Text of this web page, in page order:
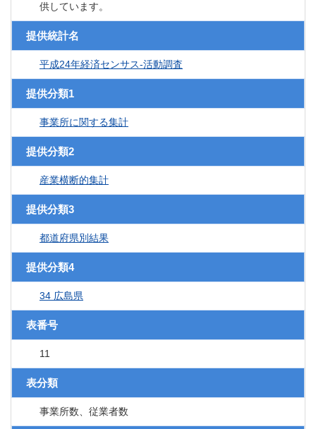
供しています。
提供統計名
平成24年経済センサス‐活動調査
提供分類1
事業所に関する集計
提供分類2
産業横断的集計
提供分類3
都道府県別結果
提供分類4
34 広島県
表番号
11
表分類
事業所数、従業者数